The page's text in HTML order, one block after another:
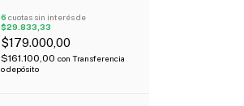
Azul Oferta!
6 cuotas sin interés de
$29.833,33
$179.000,00
$161.100,00 con Transferencia
o depósito